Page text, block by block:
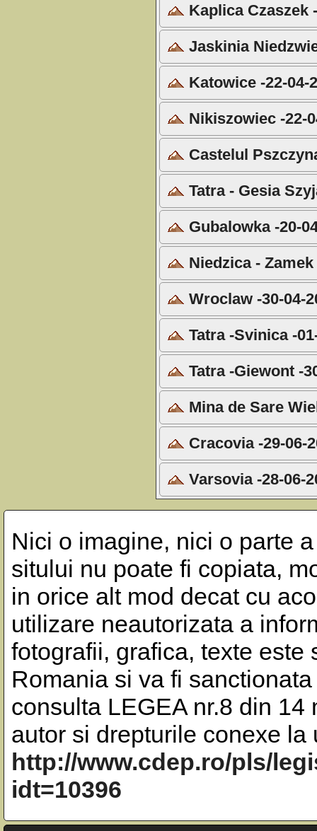
Kaplica Czaszek
Jaskinia
Katowice -22-04-
Nikiszowiec -22-
Castelul
Tatra - Gesia
Gubalowka -20-
Niedzica - Zamek
Wroclaw -30-04-
Tatra -Svinica -
Tatra -Giewont -
Mina de Sare
Cracovia -29-06-
Varsovia -28-06-
Nici o imagine, nici o parte
sitului nu poate fi copiata,
in orice alt mod decat cu
utilizare neautorizata a
fotografii, grafica, texte
Romania si va fi
consulta LEGEA nr.8 din
autor si drepturile conexe la
http://www.cdep.ro/pls/
idt=10396